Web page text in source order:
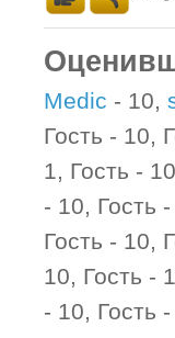
Medic - 10,
Гость - 10,
1, Гость -
- 10, Гость
Гость - 10,
10, Гость -
- 10, Гость